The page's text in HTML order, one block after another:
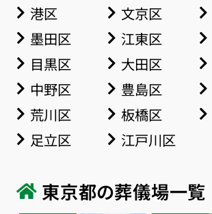
港区
文京区
墨田区
江東区
目黒区
大田区
中野区
豊島区
荒川区
板橋区
足立区
江戸川区
東京都の葬儀場一覧